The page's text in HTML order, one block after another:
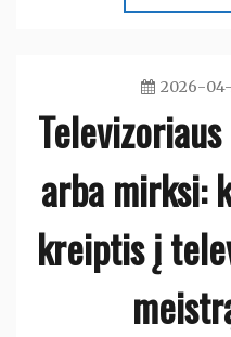
2026-
arba mirksi:
kreiptis į